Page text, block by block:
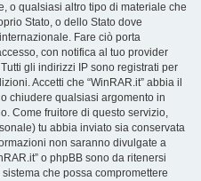
o qualsiasi altro tipo di materiale che
Stato, o dello Stato dove
Fare ciò porta
con notifica al tuo provider
gli indirizzi IP sono registrati per
Accetti che “WinRAR.it” abbia il
chiudere qualsiasi argomento in
Come fruitore di questo servizio,
tu abbia inviato sia conservata
non saranno divulgate a
o phpBB sono da ritenersi
che possa compromettere